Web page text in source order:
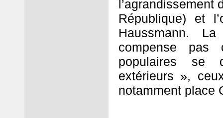
l’agrandissement
République) et
Haussmann.
compense pas
populaires se
extérieurs »,
notamment place